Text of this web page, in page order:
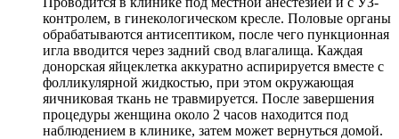
контролем, в гинекологическом кресле. Половые органы
обрабатываются антисептиком, после чего пункционная
игла вводится через задний свод влагалища. Каждая
донорская яйцеклетка аккуратно аспирируется вместе с
фолликулярной жидкостью, при этом окружающая
яичниковая ткань не травмируется. После завершения
процедуры женщина около 2 часов находится под
наблюдением в клинике, затем может вернуться домой.